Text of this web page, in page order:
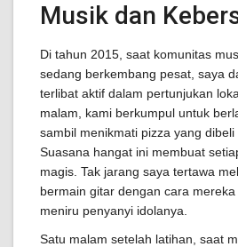
Musik dan
Di tahun 2015, saat komunitas
sedang berkembang pesat, saya
terlibat aktif dalam pertunjukan
malam, kami berkumpul untuk
sambil menikmati pizza yang dibeli
Suasana hangat ini membuat
magis. Tak jarang saya tertawa
bermain gitar dengan cara
meniru penyanyi idolanya.
Satu malam setelah latihan, saat